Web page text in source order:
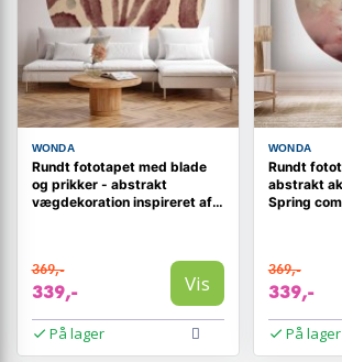
WONDA
Rundt fototapet med blade
og prikker - abstrakt
vægdekoration inspireret af
369,-
339,- Vis
På lager
WONDA
Rundt
abstrakt
Spring
369,-
339,-
På lager